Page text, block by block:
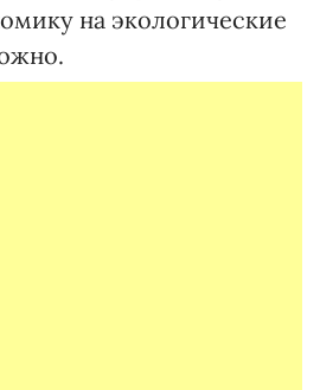
на экологические